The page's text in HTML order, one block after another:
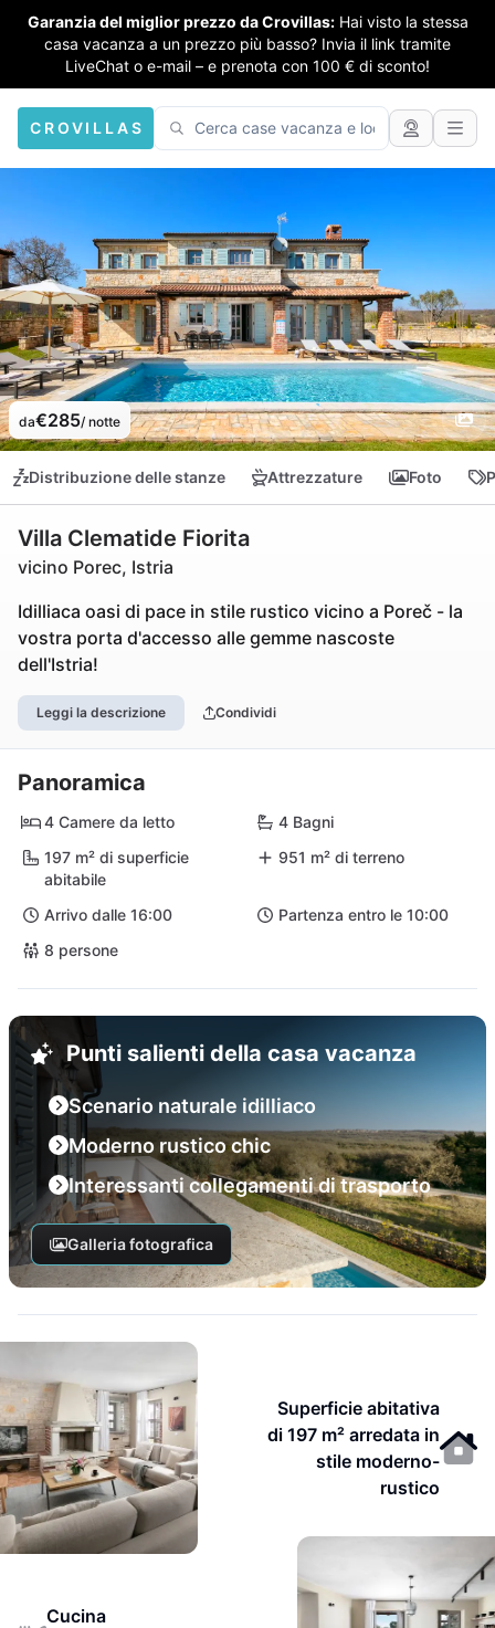
Garanzia del miglior prezzo da Crovillas: Hai visto la stessa
casa vacanza a un prezzo più basso? Invia il link tramite
LiveChat o e-mail – e prenota con 100 € di sconto!
CROVILLAS
da€285/ notte
Distribuzione delle stanze Attrezzature Foto
Villa Clematide Fiorita
vicino Porec, Istria
Idilliaca oasi di pace in stile rustico vicino a Poreč - la
vostra porta d'accesso alle gemme nascoste
dell'Istria!
Leggi la descrizione Condividi
Panoramica
4 Camere da letto
4 Bagni
197 m² di superficie
abitabile
951 m² di terreno
Arrivo dalle 16:00
Partenza entro le 10:00
8 persone
Punti salienti della casa vacanza
Scenario naturale idilliaco
Moderno rustico chic
Interessanti collegamenti di trasporto
Galleria fotografica
Superficie abitativa
di 197 m² arredata in
stile moderno-
rustico
Cucina